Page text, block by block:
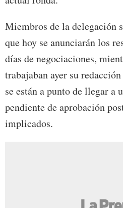
Miembros de la delegación
que hoy se anunciarán los
días de negociaciones,
trabajaban ayer su
se están a punto de llegar a
pendiente de aprobación
implicados.